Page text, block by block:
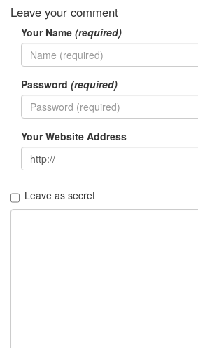
Leave your comment
Your Name (required)
Password (required)
Your Website Address
Leave as secret